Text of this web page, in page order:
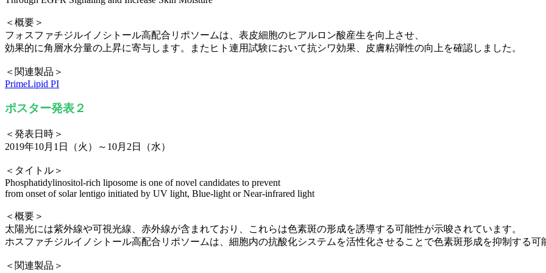
＜概要＞
フォスファチジルイノシトール高配合リポソームは、表皮細胞のヒアルロン酸産生を向上させ、
効果的に角層水分量の上昇に寄与します。またヒト連用試験において抗シワ効果、皮膚粘弾性の向上を確認しました。
＜関連製品＞
PrimeLipid PI
ポスター発表２
＜発表日時＞
2019年10月1日（火）～10月2日（水）
＜タイトル＞
Phosphatidylinositol-rich liposome is one of novel candidates to prevent
from onset of solar lentigo initiated by UV light, Blue-light or Near-infrared light
＜概要＞
太陽光には紫外線や可視光線、赤外線が含まれており、これらは色素斑の形成を誘導する可能性が示唆されています。
ホスファチジルイノシトール高配合リポソームは、細胞内の抗酸化システムを活性化させることで色素斑形成を抑制する可
＜関連製品＞